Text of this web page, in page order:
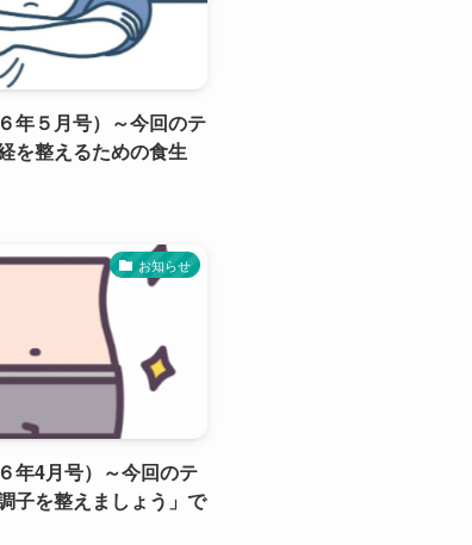
年５月号）～今回のテ
を整えるための食生
お知らせ
年4月号）～今回のテ
子を整えましょう」で